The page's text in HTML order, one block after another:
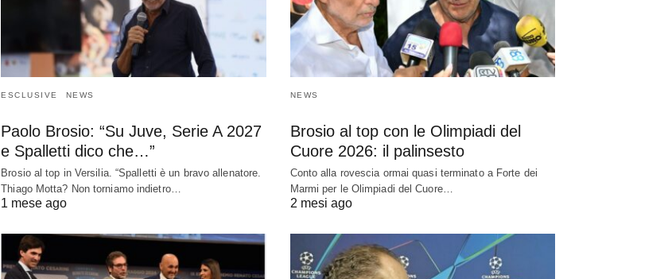
ESCLUSIVE NEWS
Paolo Brosio: “Su Juve, Serie A 2027
e Spalletti dico che…”
Brosio al top in Versilia. “Spalletti è un bravo allenatore.
Thiago Motta? Non torniamo indietro…
1 mese ago
NEWS
Brosio al top con le Olimpiadi del
Cuore 2026: il palinsesto
Conto alla rovescia ormai quasi terminato a Forte dei
Marmi per le Olimpiadi del Cuore…
2 mesi ago